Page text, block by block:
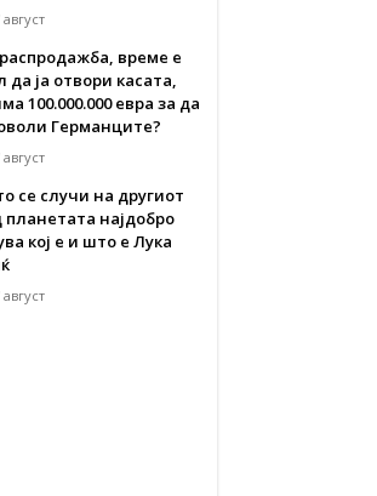
време е
да ја отвори касата,
100.000.000 евра за да
Германците?
се случи на другиот
планетата најдобро
кој е и што е Лука